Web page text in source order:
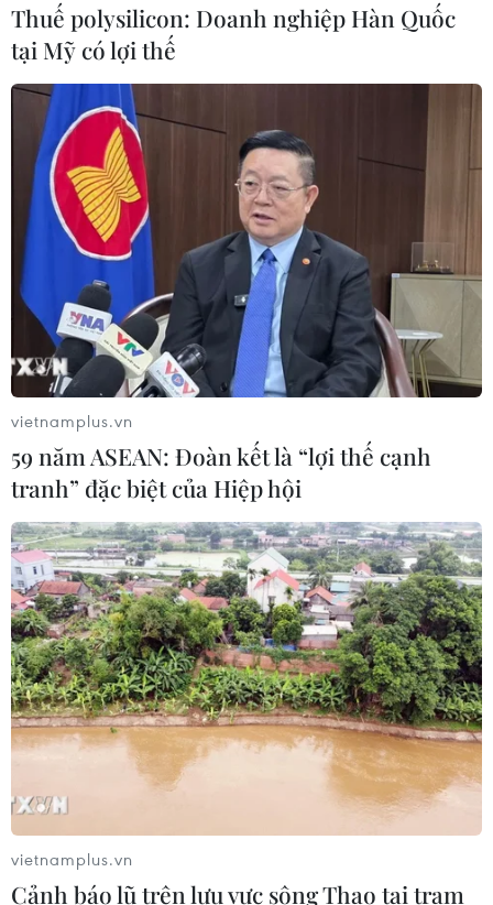
TIN CÙNG CHUYÊN MỤC
Ngân hàng Trung ương Trung Quốc
Chuyên gia quốc tế đánh giá tích cực
về tiền đồng của Việt Nam
07/08/2026 12:46
Phép thử sức chống chịu của kinh tế
ASEAN
07/08/2026 12:35
Thuế polysilicon: Doanh nghiệp Hàn
Quốc tại Mỹ có lợi thế
Thuế polysilicon: Doanh nghiệp Hàn Quốc
tại Mỹ có lợi thế
vietnamplus.vn
59 năm ASEAN: Đoàn kết là “lợi thế cạnh
tranh” đặc biệt của Hiệp hội
vietnamplus.vn
Cảnh báo lũ trên lưu vực sông Thao tại trạm